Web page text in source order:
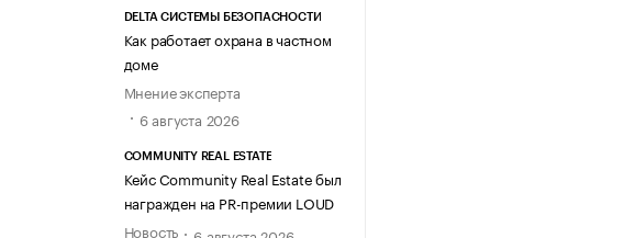
DELTA СИСТЕМЫ БЕЗОПАСНОСТИ
Как работает охрана в частном
доме
Мнение эксперта
6 августа 2026
COMMUNITY REAL ESTATE
Кейс Community Real Estate был
награжден на PR-премии LOUD
Новость